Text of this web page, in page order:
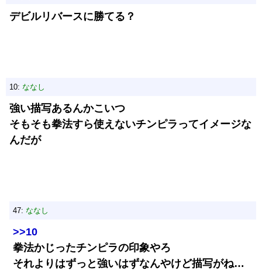
デビルリバースに勝てる？
10: ななし
強い描写あるんかこいつ
そもそも拳法すら使えないチンピラってイメージな
んだが
47: ななし
>>10
拳法かじったチンピラの印象やろ
それよりはずっと強いはずなんやけど描写がね…